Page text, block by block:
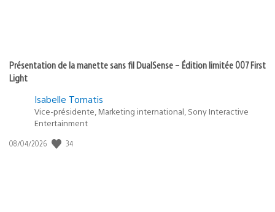
Présentation de la manette sans fil DualSense – Édition limitée 007 First
Light
Isabelle Tomatis
Vice-présidente, Marketing international, Sony Interactive
Entertainment
Date
08/04/2026 34